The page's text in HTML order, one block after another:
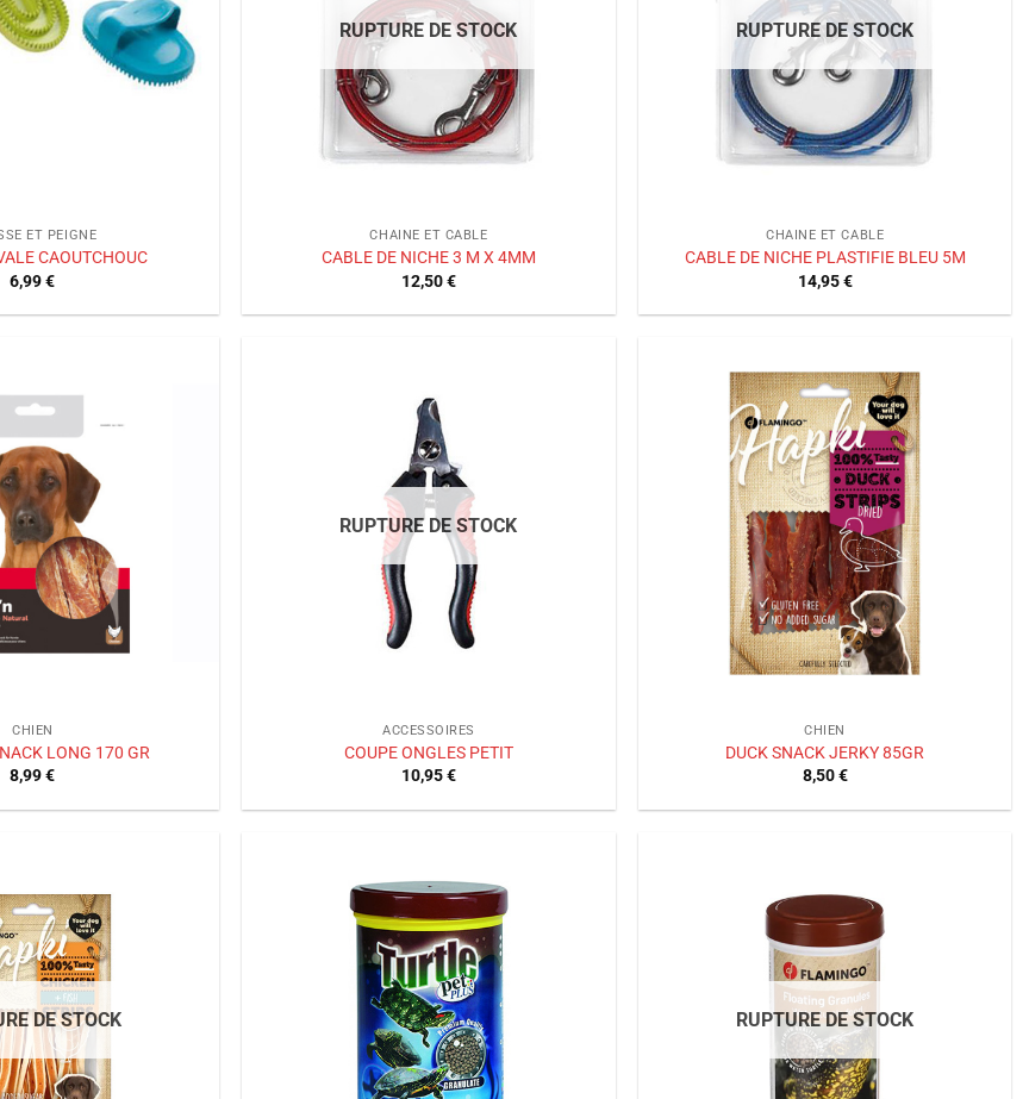
ET PEIGNE
CAOUTCHOUC
6,99€
RUPTURE DE STOCK
CHAINE ET CABLE
CABLE DE NICHE 3 M X 4MM
12,50€
RUPTURE DE STOCK
CHAINE ET CABLE
CABLE DE NICHE PLASTIFIE BLEU 5M
14,95€
CHIEN
LONG 170 GR
8,99€
RUPTURE DE STOCK
ACCESSOIRES
COUPE ONGLES PETIT
10,95€
CHIEN
DUCK SNACK JERKY 85GR
8,50€
DE STOCK RUPTURE DE STOCK